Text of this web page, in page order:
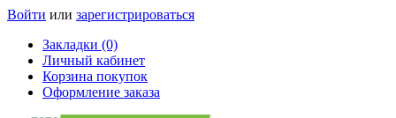
Войти или зарегистрироваться
Закладки (0)
Личный кабинет
Корзина покупок
Оформление заказа